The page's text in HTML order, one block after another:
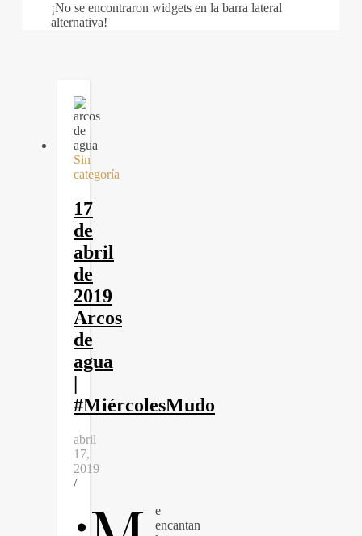
¡No se encontraron widgets en la barra lateral
alternativa!
Sin
categoría
17
de
abril
de
2019
Arcos
de
agua
|
#MiércolesMudo
abril
17,
2019
/
e
encantan